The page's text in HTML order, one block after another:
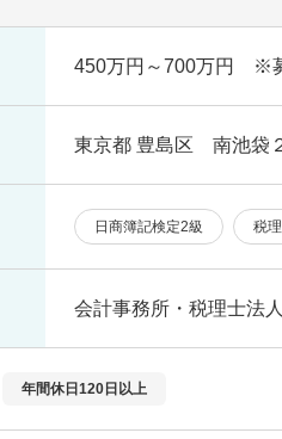
450万円～700万円 ※
東京都 豊島区 南池袋
日商簿記検定2級 税
会計事務所・税理士法人
年間休日120日以上